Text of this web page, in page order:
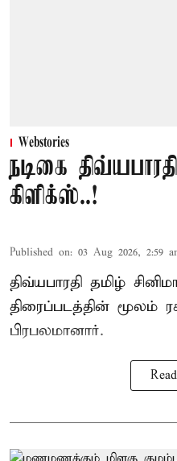
Webstories
நடிகை
கிளிக்ஸ்..!
Published on: 03 Aug 2026, 2:59
திவ்யபாரதி தமிழ்
திரைப்படத்தின் மூலம்
பிரபலமானார்.